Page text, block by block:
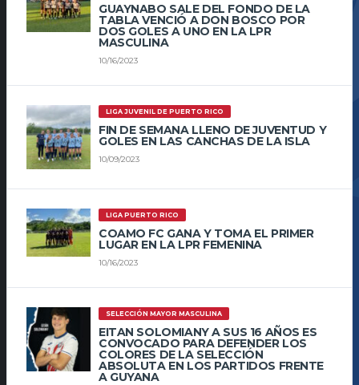
GUAYNABO SALE DEL FONDO DE LA
TABLA VENCIÓ A DON BOSCO POR
DOS GOLES A UNO EN LA LPR
MASCULINA
10/16/2023
LIGA JUVENIL DE PUERTO RICO
FIN DE SEMANA LLENO DE JUVENTUD Y
GOLES EN LAS CANCHAS DE LA ISLA
10/09/2023
LIGA PUERTO RICO
COAMO FC GANA Y TOMA EL PRIMER
LUGAR EN LA LPR FEMENINA
10/16/2023
SELECCIÓN MAYOR MASCULINA
EITAN SOLOMIANY A SUS 16 AÑOS ES
CONVOCADO PARA DEFENDER LOS
COLORES DE LA SELECCIÓN
ABSOLUTA EN LOS PARTIDOS FRENTE
A GUYANA